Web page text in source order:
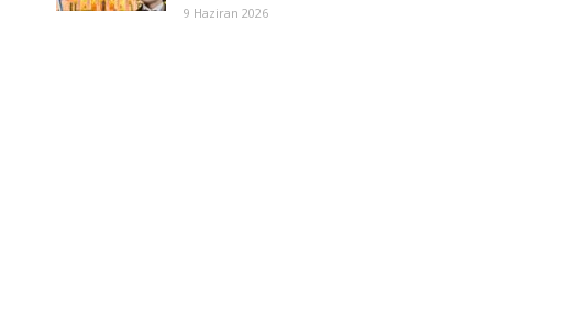
9 Haziran 2026